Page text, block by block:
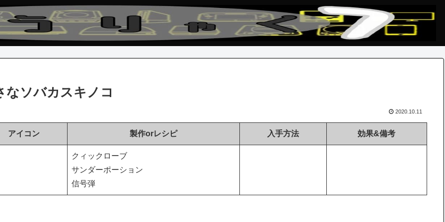
なソバカスキノコ
2020.10.11
アイコン 製作orレシピ 入手方法 効果&備考
クィックローブ
サンダーポーション
信号弾